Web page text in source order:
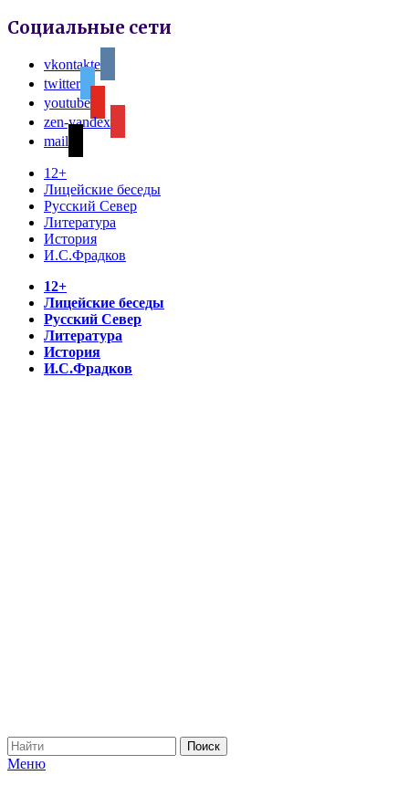
Социальные сети
vkontakte
twitter
youtube
zen-yandex
mail
12+
Лицейские беседы
Русский Север
Литература
История
И.С.Фрадков
12+
Лицейские беседы
Русский Север
Литература
История
И.С.Фрадков
Меню